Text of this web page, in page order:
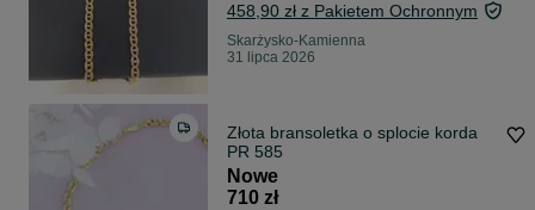
458,90 zł z Pakietem Ochronnym
Skarżysko-Kamienna
31 lipca 2026
Złota bransoletka o splocie korda
PR 585
Nowe
710 zł